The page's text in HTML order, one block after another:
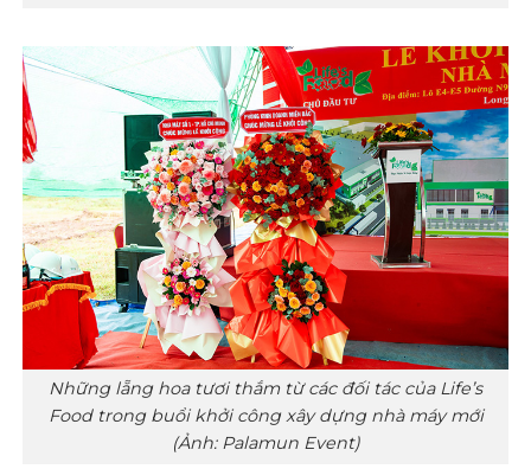
Những lẵng hoa tươi thắm từ các đối tác của Life’s
Food trong buổi khởi công xây dựng nhà máy mới
(Ảnh: Palamun Event)